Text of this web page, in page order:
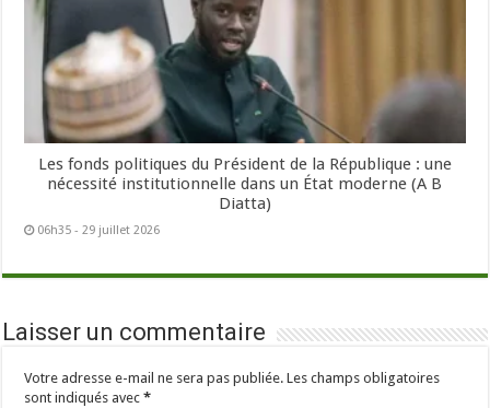
Les fonds politiques du Président de la République : une
nécessité institutionnelle dans un État moderne (A B
Diatta)
06h35 - 29 juillet 2026
Laisser un commentaire
Votre adresse e-mail ne sera pas publiée. Les champs obligatoires
sont indiqués avec*